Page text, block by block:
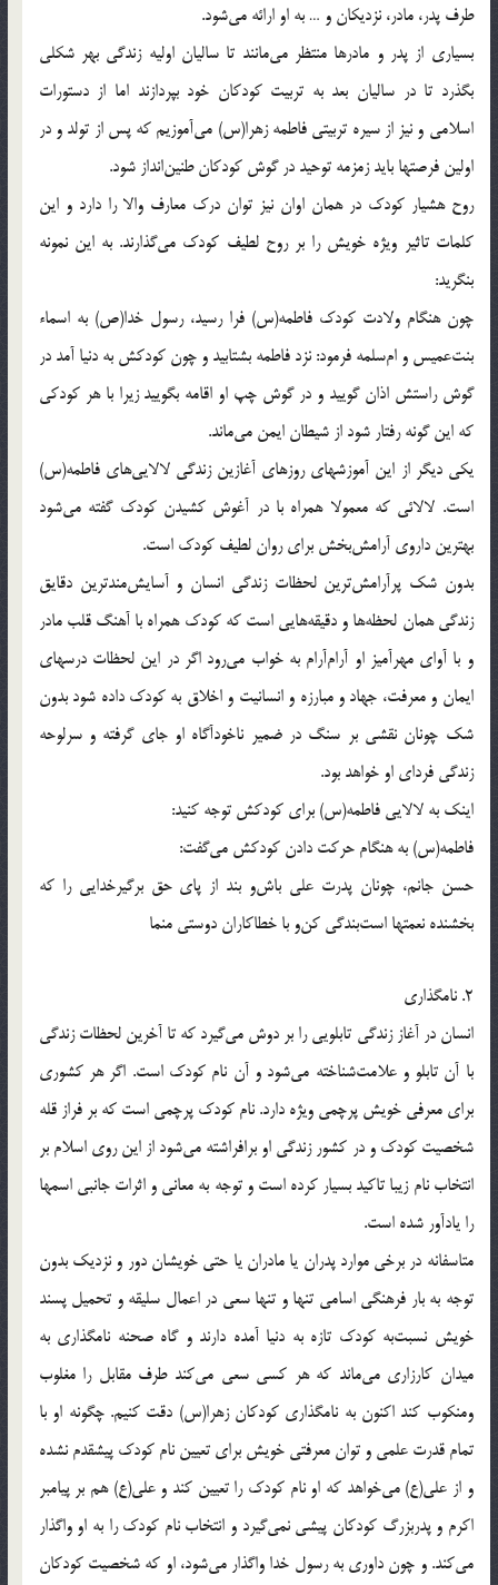
طرف پدر، مادر، نزديكان و … به او ارائه مى‌شود.
بسيارى از پدر و مادرها منتظر مى‌مانند تا ساليان اوليه زندگى بهر شكلى
بگذرد تا در ساليان بعد به تربيت كودكان خود بپردازند اما از دستورات
اسلامى و نيز از سيره تربيتى فاطمه زهرا(س) مى‌آموزيم كه پس از تولد و در
اولين فرصتها بايد زمزمه توحيد در گوش كودكان طنين‌انداز شود.
روح هشيار كودك در همان اوان نيز توان درك معارف والا را دارد و اين
كلمات تاثير ويژه خويش را بر روح لطيف كودك مى‌گذارند. به اين نمونه
بنگريد:
چون هنگام ولادت كودك فاطمه(س) فرا رسيد، رسول خدا(ص) به اسماء
بنت‌عميس و ام‌سلمه فرمود: نزد فاطمه بشتابيد و چون كودكش به دنيا آمد در
گوش راستش اذان گوييد و در گوش چپ او اقامه بگوييد زيرا با هر كودكى
كه اين گونه رفتار شود از شيطان ايمن مى‌ماند.
يكى ديگر از اين آموزشهاى روزهاى آغازين زندگى لالايى‌هاى فاطمه(س)
است. لالائى كه معمولا همراه با در آغوش كشيدن كودك گفته مى‌شود
بهترين داروى آرامش‌بخش براى روان لطيف كودك است.
بدون شك پرآرامش‌ترين لحظات زندگى انسان و آسايش‌مندترين دقايق
زندگى همان لحظه‌ها و دقيقه‌هايى است كه كودك همراه با آهنگ قلب مادر
و با آواى مهرآميز او آرام‌آرام به خواب مى‌رود اگر در اين لحظات درسهاى
ايمان و معرفت، جهاد و مبارزه و انسانيت و اخلاق به كودك داده شود بدون
شك چونان نقشى بر سنگ در ضمير ناخودآگاه او جاى گرفته و سرلوحه
زندگى فرداى او خواهد بود.
اينك به لالايى فاطمه(س) براى كودكش توجه كنيد:
فاطمه(س) به هنگام حركت دادن كودكش مى‌گفت:
حسن جانم، چونان پدرت على باش‌و بند از پاى حق برگيرخدايى را كه
بخشنده نعمتها است‌بندگى كن‌و با خطاكاران دوستى منما
2. نامگذارى
انسان در آغاز زندگى تابلويى را بر دوش مى‌گيرد كه تا آخرين لحظات زندگى
با آن تابلو و علامت‌شناخته مى‌شود و آن نام كودك است. اگر هر كشورى
براى معرفى خويش پرچمى ويژه دارد. نام كودك پرچمى است كه بر فراز قله
شخصيت كودك و در كشور زندگى او برافراشته مى‌شود از اين روى اسلام بر
انتخاب نام زيبا تاكيد بسيار كرده است و توجه به معانى و اثرات جانبى اسمها
را يادآور شده است.
متاسفانه در برخى موارد پدران يا مادران يا حتى خويشان دور و نزديك بدون
توجه به بار فرهنگى اسامى تنها و تنها سعى در اعمال سليقه و تحميل پسند
خويش نسبت‌به كودك تازه به دنيا آمده دارند و گاه صحنه نامگذارى به
ميدان كارزارى مى‌ماند كه هر كسى سعى مى‌كند طرف مقابل را مغلوب
ومنكوب كند اكنون به نامگذارى كودكان زهرا(س) دقت كنيم. چگونه او با
تمام قدرت علمى و توان معرفتى خويش براى تعيين نام كودك پيشقدم نشده
و از على(ع) مى‌خواهد كه او نام كودك را تعيين كند و على(ع) هم بر پيامبر
اكرم و پدربزرگ كودكان پيشى نمى‌گيرد و انتخاب نام كودك را به او واگذار
مى‌كند. و چون داورى به رسول خدا واگذار مى‌شود، او كه شخصيت كودكان